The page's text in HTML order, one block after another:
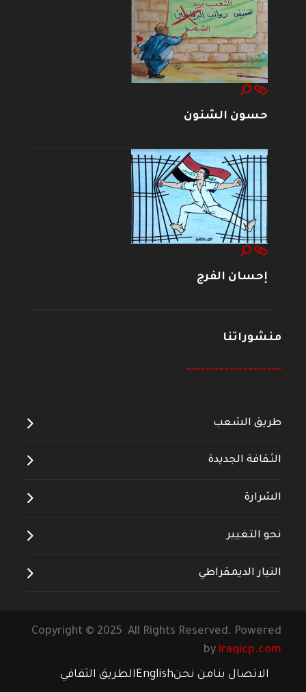
حسون الشنون
إحسان الفرج
منشوراتنا
--------------------
طريق الشعب
الثقافة الجديدة
الشرارة
نحو التغيير
التيار الديمقراطي
Copyright © 2025 All Rights Reserved. Powered
by iraqicp.com
الاتصال بنامن نحنEnglishالطريق الثقافي